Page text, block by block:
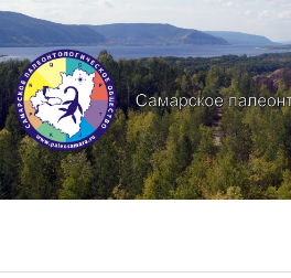
Перейти
содержимому